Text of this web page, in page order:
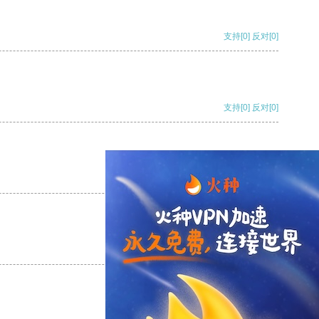
支持[0] 反对[0]
支持[0] 反对[0]
支持
支持[0] 反对[0]